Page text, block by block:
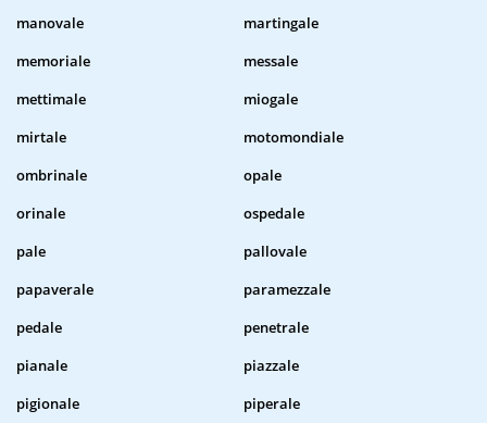
manovale
martingale
memoriale
messale
mettimale
miogale
mirtale
motomondiale
ombrinale
opale
orinale
ospedale
pale
pallovale
papaverale
paramezzale
pedale
penetrale
pianale
piazzale
pigionale
piperale